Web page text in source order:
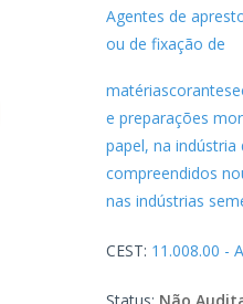
Agentes de
ou de fixação de
e preparações
papel, na
compreendidos
nas indústrias
CEST: 11.008.00 -